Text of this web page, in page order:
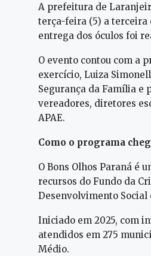
A prefeitura de
terça-feira (5) a terceira
entrega dos óculos foi
O evento contou com a
exercício, Luiza
Segurança da Família
vereadores, diretores
APAE.
Como o programa
O Bons Olhos Paraná é
recursos do Fundo da
Desenvolvimento Social
Iniciado em 2025, com
atendidos em 275
Médio.